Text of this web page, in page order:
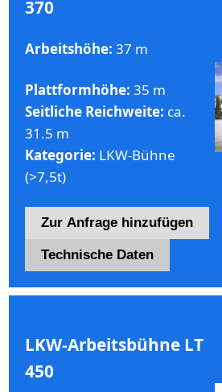
370
Arbeitshöhe: 37 m
Plattformhöhe: 35 m
Seitliche Reichweite: ca.
31.5 m
Kategorie: LKW-Bühne
(>7,5t)
Zur Anfrage hinzufügen
Technische Daten
LKW-Arbeitsbühne LT
450